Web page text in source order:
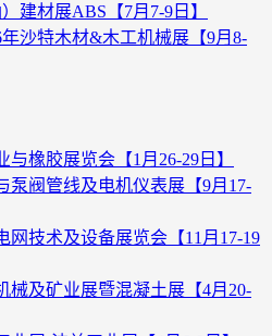
建材展ABS【7月7-9日】
沙特木材&木工机械展【9月8-
与橡胶展览会【1月26-29日】
泵阀管线及电机仪表展【9月17-
网技术及设备展览会【11月17-19
械及矿业展暨混凝土展【4月20-